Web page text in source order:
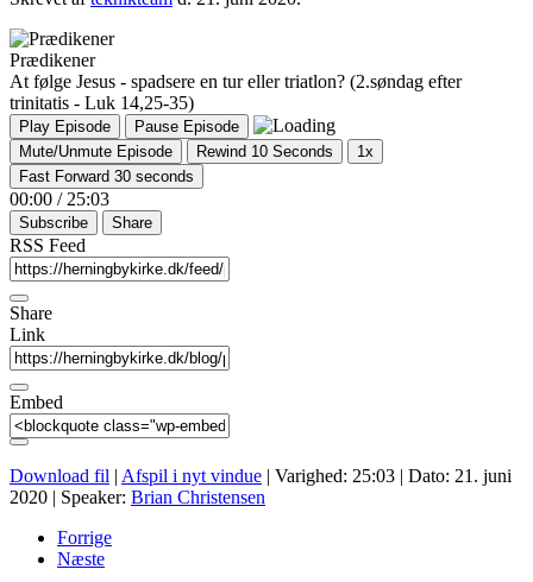
Prædikener
At følge Jesus - spadsere en tur eller triatlon? (2.søndag efter
trinitatis - Luk 14,25-35)
Play Episode
Pause Episode
Mute/Unmute Episode
Rewind 10 Seconds
1x
Fast Forward 30 seconds
00:00 / 25:03
Subscribe Share
RSS Feed
Share
Link
Embed
Download fil | Afspil i nyt vindue | Varighed: 25:03 | Dato: 21. juni
2020 | Speaker: Brian Christensen
Forrige
Næste